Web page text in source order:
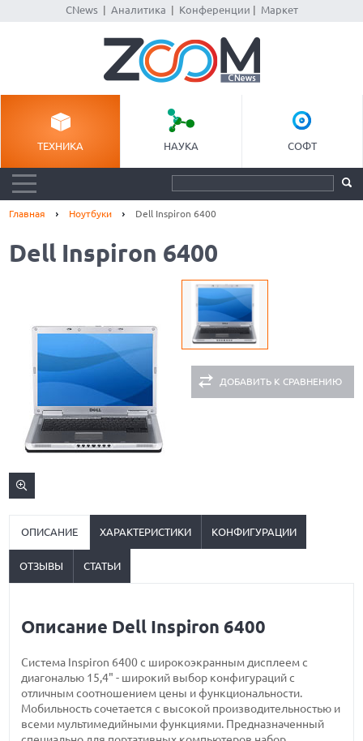
CNews| Аналитика Конференции Маркет
ТЕХНИКА НАУКА СОФТ
Главная Ноутбуки Dell Inspiron 6400
Dell Inspiron 6400
ДОБАВИТЬ К СРАВНЕНИЮ
ОПИСАНИЕ ХАРАКТЕРИСТИКИ КОНФИГУРАЦИИ
ОТЗЫВЫ СТАТЬИ
Описание Dell Inspiron 6400
Система Inspiron 6400 с широкоэкранным дисплеем с
диагональю 15,4" - широкий выбор конфигураций с
отличным соотношением цены и функциональности.
Мобильность сочетается с высокой производительностью и
всеми мультимедийными функциями. Предназначенный